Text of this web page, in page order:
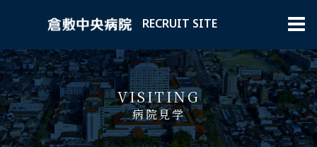
RECRUIT SITE